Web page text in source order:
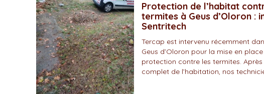
Protection de l’habitat
termites à Geus d’Oloron :
Sentritech
Tercap est intervenu récemment
Geus d’Oloron pour la mise en
protection contre les termites.
complet de l’habitation, nos